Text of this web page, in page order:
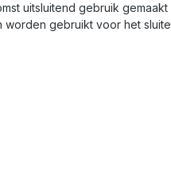
uitsluitend gebruik
gebruikt voor het